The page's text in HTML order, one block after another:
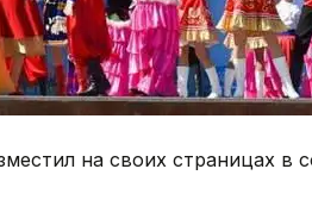
на своих страницах в